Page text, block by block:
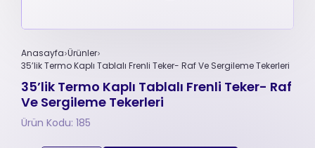
Anasayfa Ürünler
35’lik Termo Kaplı Tablalı Frenli Teker- Raf Ve Sergileme Tekerleri
35’lik Termo Kaplı Tablalı Frenli Teker- Raf
Ve Sergileme Tekerleri
Ürün Kodu: 185